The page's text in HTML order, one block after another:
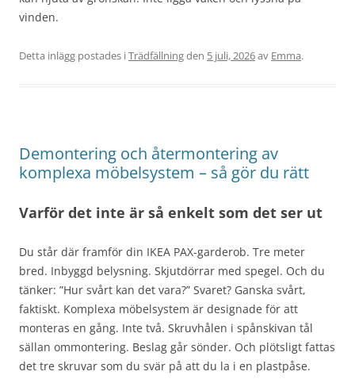
vinden.
Detta inlägg postades iTrädfällningden 5 juli, 2026av Emma.
Demontering och återmontering av
komplexa möbelsystem – så gör du rätt
Varför det inte är så enkelt som det ser ut
Du står där framför din IKEA PAX-garderob. Tre meter
bred. Inbyggd belysning. Skjutdörrar med spegel. Och du
tänker: ”Hur svårt kan det vara?” Svaret? Ganska svårt,
faktiskt. Komplexa möbelsystem är designade för att
monteras en gång. Inte två. Skruvhålen i spånskivan tål
sällan ommontering. Beslag går sönder. Och plötsligt fattas
det tre skruvar som du svär på att du la i en plastpåse.